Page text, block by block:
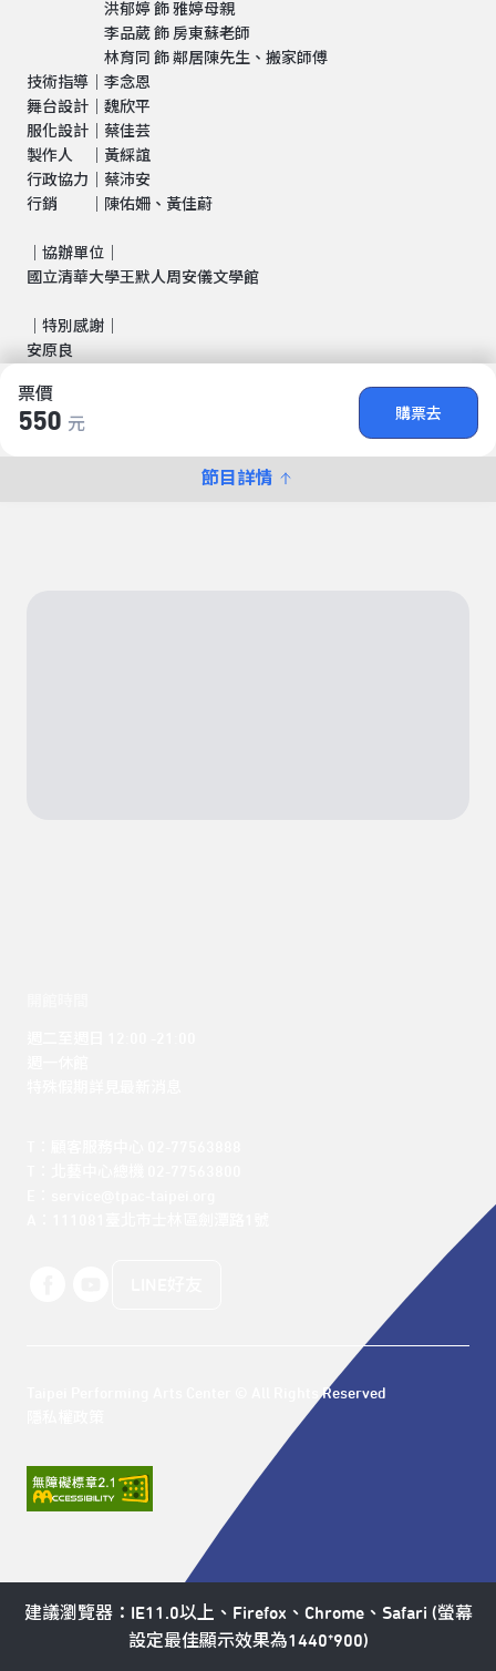
票價
550 元
購票去
節目詳情
洪郁婷 飾 雅婷母親
李品葳 飾 房東蘇老師
林育同 飾 鄰居陳先生、搬家師傅
技術指導｜李念恩
舞台設計｜魏欣平
服化設計｜蔡佳芸
製作人 ｜黃綵誼
行政協力｜蔡沛安
行銷 ｜陳佑姍、黃佳蔚
｜協辦單位｜
國立清華大學王默人周安儀文學館
｜特別感謝｜
安原良
Taipei Performing Arts Center © All Rights Reserved
建議瀏覽器：IE11.0以上、Firefox、Chrome、Safari (螢幕
設定最佳顯示效果為1440*900)